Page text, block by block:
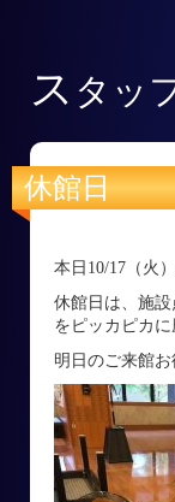
ス タッ
休館日
本日10/17（火
休館日は、施
をピッカピカ
明日のご来館